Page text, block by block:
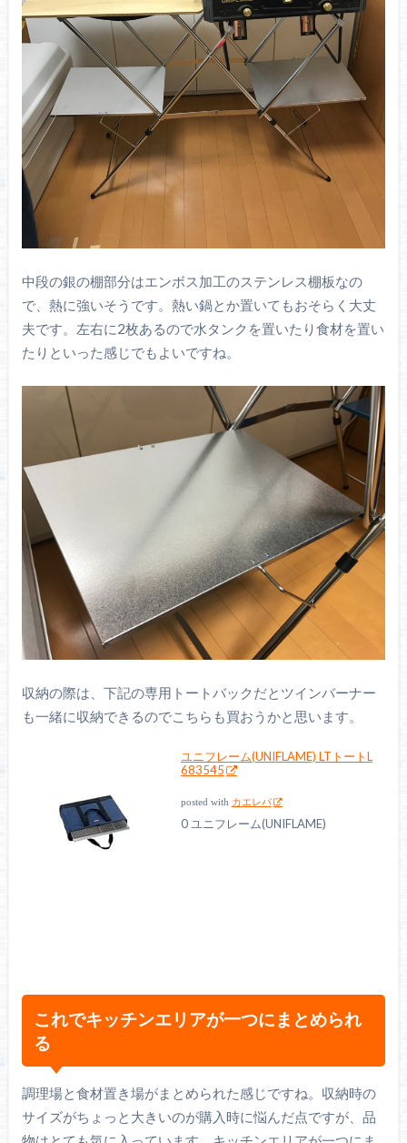
中段の銀の棚部分はエンボス加工のステンレス棚板なの
で、熱に強いそうです。熱い鍋とか置いてもおそらく大丈
夫です。左右に2枚あるので水タンクを置いたり食材を置い
たりといった感じでもよいですね。
収納の際は、下記の専用トートバックだとツインバーナー
も一緒に収納できるのでこちらも買おうかと思います。
ユニフレーム(UNIFLAME) LTトートL
683545
posted with カエレバ
0 ユニフレーム(UNIFLAME)
これでキッチンエリアが一つにまとめられ
る
調理場と食材置き場がまとめられた感じですね。収納時の
サイズがちょっと大きいのが購入時に悩んだ点ですが、品